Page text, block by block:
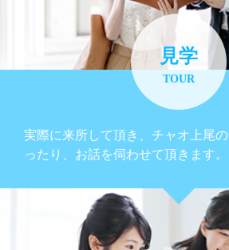
見学
TOUR
実際に来所して頂き、チャオ上尾
ったり、お話を伺わせて頂きます。